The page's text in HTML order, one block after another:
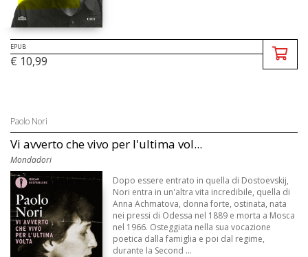
EPUB
€ 10,99
Paolo Nori
Vi avverto che vivo per l'ultima vol...
Mondadori
Dopo essere entrato in quella di Dostoevskij,
Nori entra in un'altra vita incredibile, quella di
Anna Achmatova, donna forte, ostinata, nata
nei pressi di Odessa nel 1889 e morta a Mosca
nel 1966. Osteggiata nella sua vocazione
poetica dalla famiglia e poi dal regime,
durante la Second ...